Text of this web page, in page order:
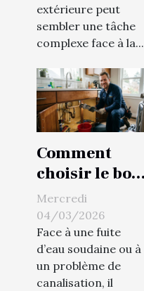
extérieure peut
sembler une tâche
complexe face à la...
Comment
choisir le bon
service de
plomberie
pour vos
urgences
domestiques ?
Mercredi
04/03/2026
Face à une fuite
d’eau soudaine ou à
un problème de
canalisation, il